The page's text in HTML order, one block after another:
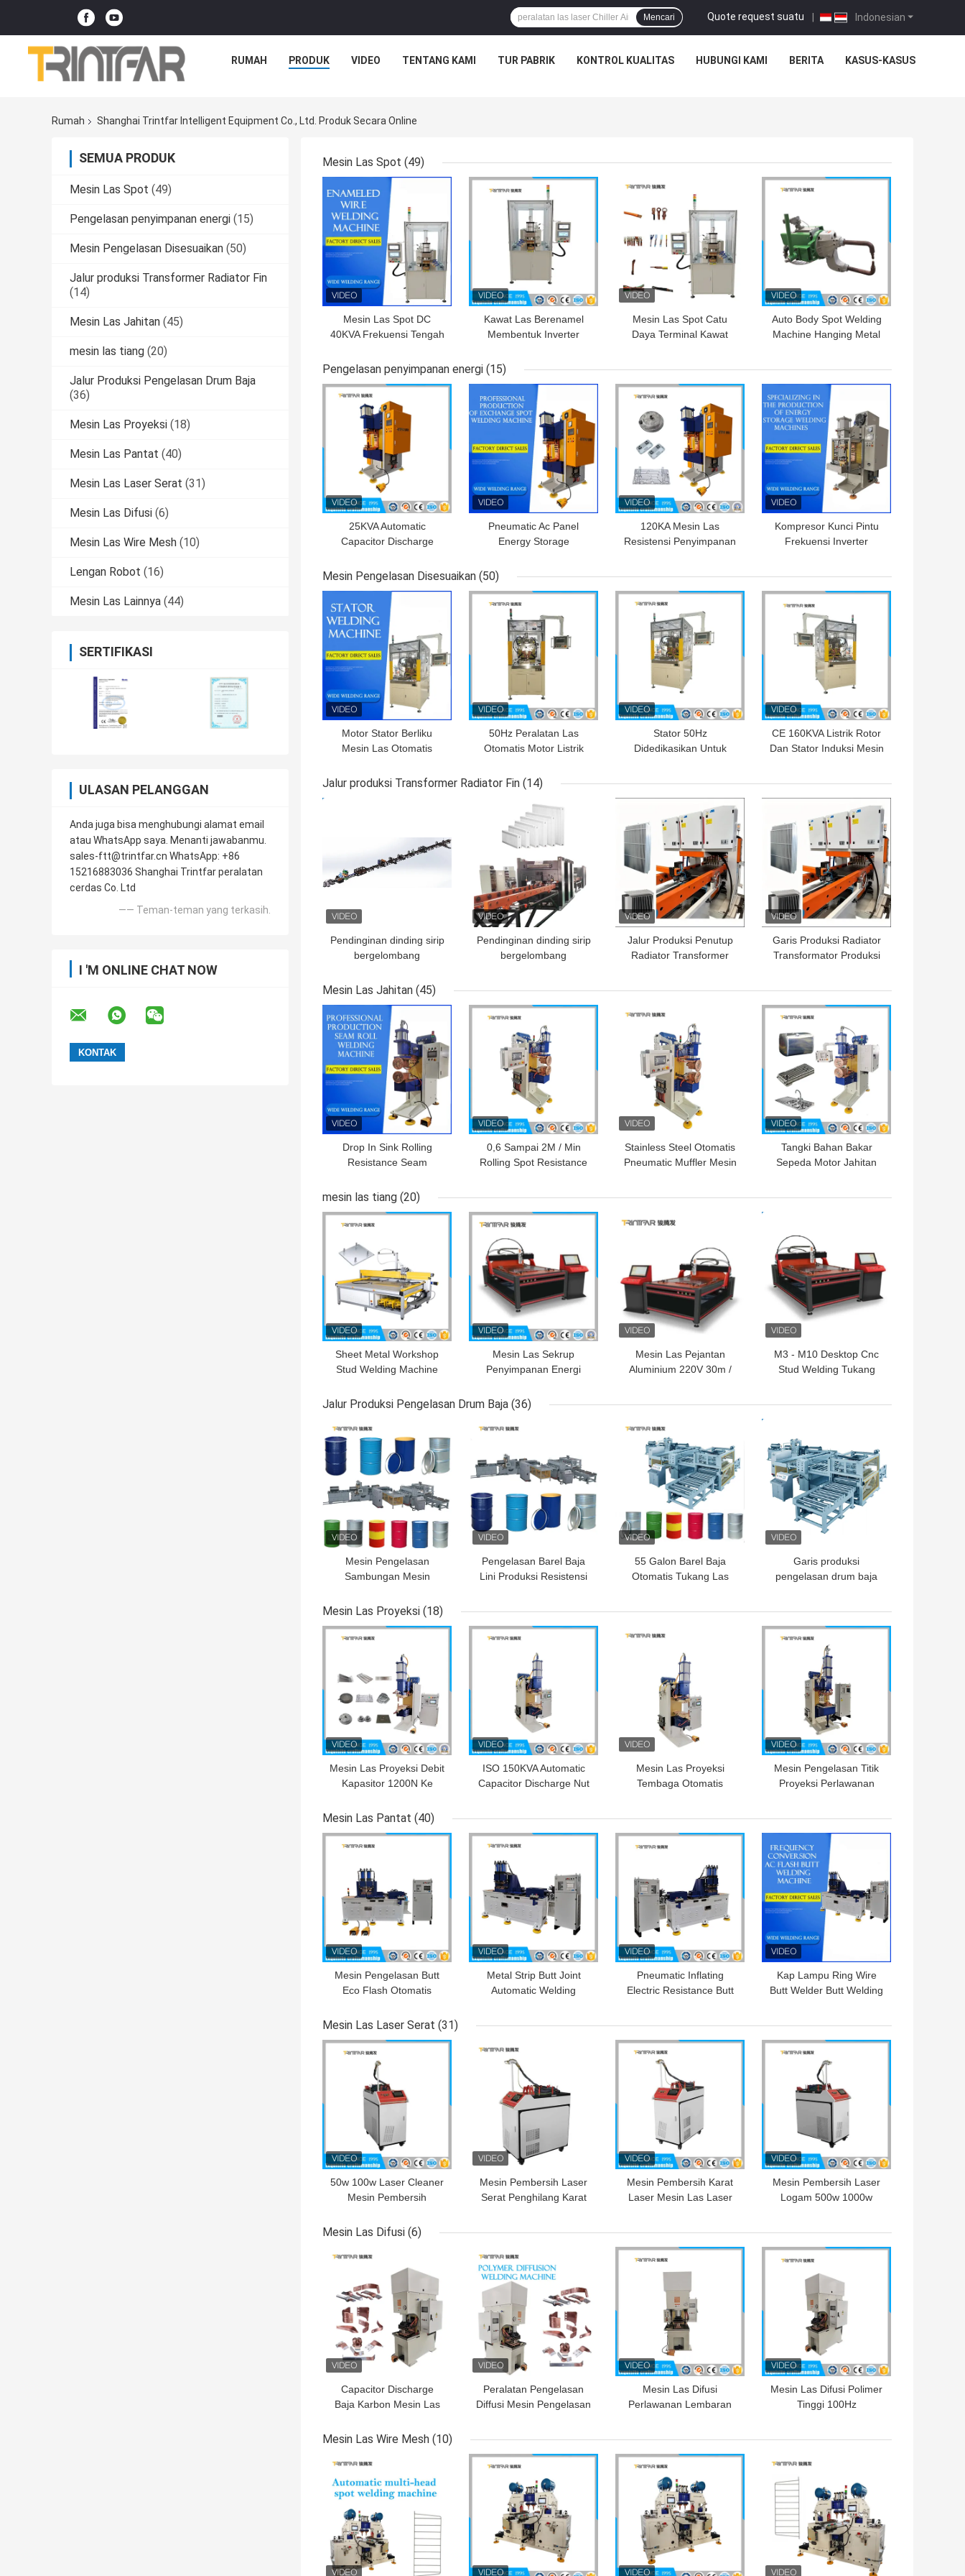
Indonesian
Quote request suatu |
Mencari
RUMAH PRODUK VIDEO TENTANG KAMI TUR PABRIK KONTROL KUALITAS HUBUNGI KAMI BERITA KASUS-KASUS
Rumah Shanghai Trintfar Intelligent Equipment Co., Ltd. Produk Secara Online
SEMUA PRODUK
Mesin Las Spot (49)
Pengelasan penyimpanan energi (15)
Mesin Pengelasan Disesuaikan (50)
Jalur produksi Transformer Radiator Fin
(14)
Mesin Las Jahitan (45)
mesin las tiang (20)
Jalur Produksi Pengelasan Drum Baja
(36)
Mesin Las Proyeksi (18)
Mesin Las Pantat (40)
Mesin Las Laser Serat (31)
Mesin Las Difusi (6)
Mesin Las Wire Mesh (10)
Lengan Robot (16)
Mesin Las Lainnya (44)
SERTIFIKASI
ULASAN PELANGGAN
Anda juga bisa menghubungi alamat email
atau WhatsApp saya. Menanti jawabanmu.
sales-ftt@trintfar.cn WhatsApp: +86
15216883036 Shanghai Trintfar peralatan
cerdas Co. Ltd
—— Teman-teman yang terkasih.
I 'M ONLINE CHAT NOW
Mesin Las Spot (49)
Mesin Las Spot DC
40KVA Frekuensi Tengah
Terminal Tembaga
HARGA TERBAIK
Kawat Las Berenamel
Membentuk Inverter
Transformer Hot Melt
HARGA TERBAIK
Mesin Las Spot Catu
Daya Terminal Kawat
HARGA TERBAIK
Auto Body Spot Welding
Machine Hanging Metal
HARGA TERBAIK
Pengelasan penyimpanan energi (15)
25KVA Automatic
Capacitor Discharge
Penyimpanan Energi
HARGA TERBAIK
Pneumatic Ac Panel
Energy Storage
HARGA TERBAIK
120KA Mesin Las
Resistensi Penyimpanan
HARGA TERBAIK
Kompresor Kunci Pintu
Frekuensi Inverter
HARGA TERBAIK
Mesin Pengelasan Disesuaikan (50)
Motor Stator Berliku
Mesin Las Otomatis
Sepenuhnya Otomatis
HARGA TERBAIK
50Hz Peralatan Las
Otomatis Motor Listrik
HARGA TERBAIK
Stator 50Hz
Didedikasikan Untuk
HARGA TERBAIK
CE 160KVA Listrik Rotor
Dan Stator Induksi Mesin
Jalur produksi Transformer Radiator Fin (14)
Pendinginan dinding sirip
bergelombang
daya Minyak terbenam
Radiator sirip Otomatis
Pengelasan lini produksi
Pendinginan dinding sirip
bergelombang
Pengelasan lini produksi
HARGA TERBAIK
Jalur Produksi Penutup
Radiator Transformer
Garis Produksi Radiator
Transformator Produksi
Mesin Las Jahitan (45)
Drop In Sink Rolling
Resistance Seam
Spot Welding Otomatis
HARGA TERBAIK
0,6 Sampai 2M / Min
Rolling Spot Resistance
HARGA TERBAIK
Stainless Steel Otomatis
Pneumatic Muffler Mesin
HARGA TERBAIK
Tangki Bahan Bakar
Sepeda Motor Jahitan
HARGA TERBAIK
mesin las tiang (20)
Sheet Metal Workshop
Stud Welding Machine
Cnc Spot Welder
HARGA TERBAIK
Mesin Las Sekrup
Penyimpanan Energi
Welding Otomatis
HARGA TERBAIK
Mesin Las Pejantan
Aluminium 220V 30m /
HARGA TERBAIK
M3 - M10 Desktop Cnc
Stud Welding Tukang
Jalur Produksi Pengelasan Drum Baja (36)
Mesin Pengelasan
Sambungan Mesin
Mesin Pengelasan
HARGA TERBAIK
Pengelasan Barel Baja
Lini Produksi Resistensi
HARGA TERBAIK
55 Galon Barel Baja
Otomatis Tukang Las
HARGA TERBAIK
Garis produksi
pengelasan drum baja
Mesin Las Proyeksi (18)
Mesin Las Proyeksi Debit
Kapasitor 1200N Ke
Spot Welder
HARGA TERBAIK
ISO 150KVA Automatic
Capacitor Discharge Nut
HARGA TERBAIK
Mesin Las Proyeksi
Tembaga Otomatis
HARGA TERBAIK
Mesin Pengelasan Titik
Proyeksi Perlawanan
HARGA TERBAIK
Mesin Las Pantat (40)
Mesin Pengelasan Butt
Eco Flash Otomatis
HARGA TERBAIK
Metal Strip Butt Joint
Automatic Welding
HARGA TERBAIK
Pneumatic Inflating
Electric Resistance Butt
Kap Lampu Ring Wire
Butt Welder Butt Welding
HARGA TERBAIK
Mesin Las Laser Serat (31)
50w 100w Laser Cleaner
Mesin Pembersih
HARGA TERBAIK
Mesin Pembersih Laser
Serat Penghilang Karat
HARGA TERBAIK
Mesin Pembersih Karat
Laser Mesin Las Laser
HARGA TERBAIK
Mesin Pembersih Laser
Logam 500w 1000w
HARGA TERBAIK
Mesin Las Difusi (6)
Capacitor Discharge
Baja Karbon Mesin Las
Peralatan Masak
HARGA TERBAIK
Peralatan Pengelasan
Diffusi Mesin Pengelasan
HARGA TERBAIK
Mesin Las Difusi
Perlawanan Lembaran
HARGA TERBAIK
Mesin Las Difusi Polimer
Tinggi 100Hz
HARGA TERBAIK
Mesin Las Wire Mesh (10)
HARGA TERBAIK HARGA TERBAIK HARGA TERBAIK HARGA TERBAIK